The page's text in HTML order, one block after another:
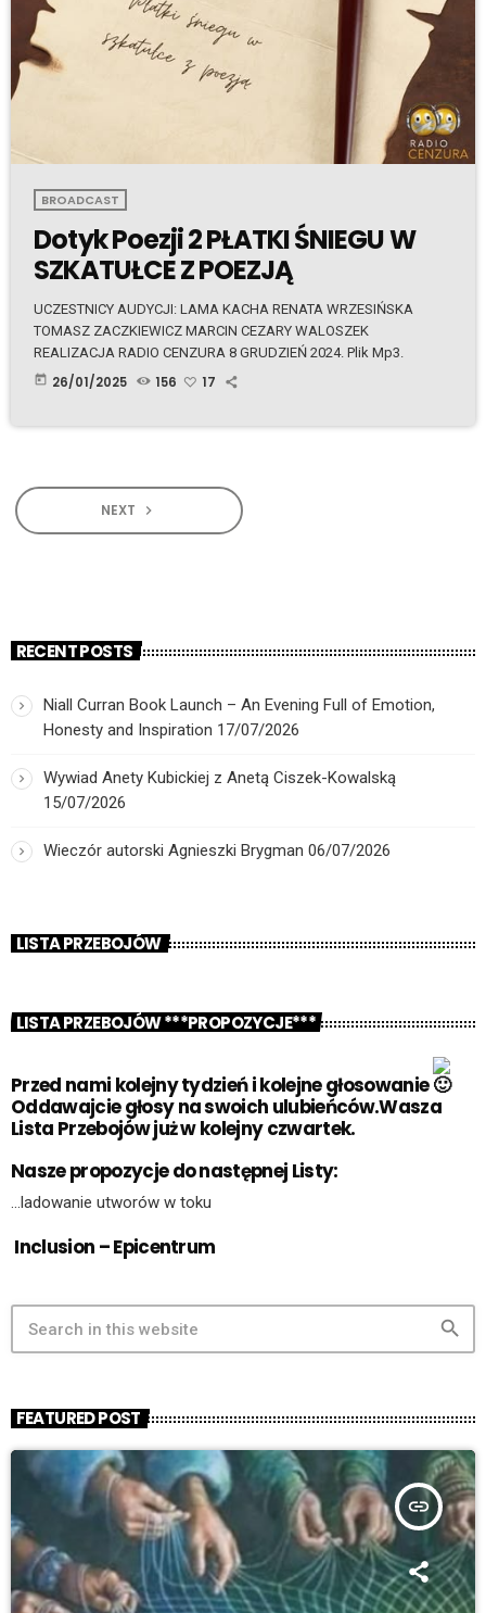
BROADCAST
Dotyk Poezji 2 PŁATKI ŚNIEGU W
SZKATUŁCE Z POEZJĄ
UCZESTNICY AUDYCJI: LAMA KACHA RENATA WRZESIŃSKA
TOMASZ ZACZKIEWICZ MARCIN CEZARY WALOSZEK
REALIZACJA RADIO CENZURA 8 GRUDZIEŃ 2024. Plik Mp3.
today 26/01/2025 156 17
NEXT navigate_next
RECENT POSTS
Niall Curran Book Launch – An Evening Full of Emotion,
Honesty and Inspiration 17/07/2026
Wywiad Anety Kubickiej z Anetą Ciszek-Kowalską
15/07/2026
Wieczór autorski Agnieszki Brygman 06/07/2026
LISTA PRZEBOJÓW
LISTA PRZEBOJÓW ***PROPOZYCJE***
Przed nami kolejny tydzień i kolejne głosowanie
Oddawajcie głosy na swoich ulubieńców.Wasza
Lista Przebojów już w kolejny czwartek.
Nasze propozycje do następnej Listy:
…ladowanie utworów w toku
Inclusion – Epicentrum
search
FEATURED POST
insert_link